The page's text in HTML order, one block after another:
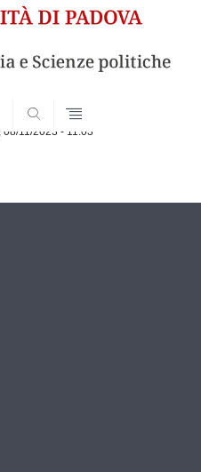
08/11/2023 - 11:03